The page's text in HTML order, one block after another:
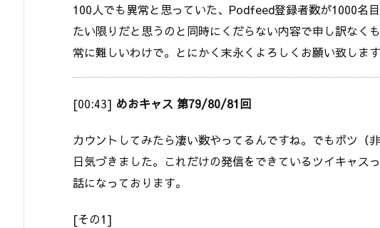
100人でも異常と思っていた、Podfeed登録者数が1000名
たい限りだと思うのと同時にくだらない内容で申し訳なく
常に難しいわけで。とにかく末永くよろしくお願い致します
[00:43] めおキャス 第79/80/81回
カウントしてみたら凄い数やってるんですね。でもボツ（
日気づきました。これだけの発信をできているツイキャス
話になっております。
[その1]